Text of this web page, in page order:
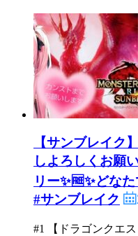
【サンブレイク
しよろしくお願
リー✨🆓✨どな
#サンブレイク
#1 【ドラゴンクエ